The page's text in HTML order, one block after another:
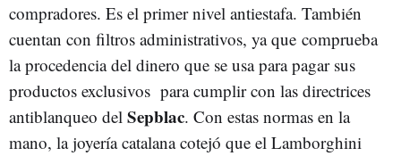
compradores. Es el primer nivel antiestafa. También
cuentan con filtros administrativos, ya que comprueba
la procedencia del dinero que se usa para pagar sus
productos exclusivos para cumplir con las directrices
antiblanqueo del Sepblac. Con estas normas en la
mano, la joyería catalana cotejó que el Lamborghini